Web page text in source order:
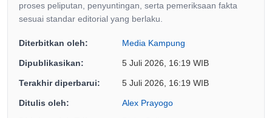
proses peliputan, penyuntingan, serta pemeriksaan fakta
sesuai standar editorial yang berlaku.
Diterbitkan oleh: Media Kampung
Dipublikasikan: 5 Juli 2026, 16:19 WIB
Terakhir diperbarui: 5 Juli 2026, 16:19 WIB
Ditulis oleh: Alex Prayogo